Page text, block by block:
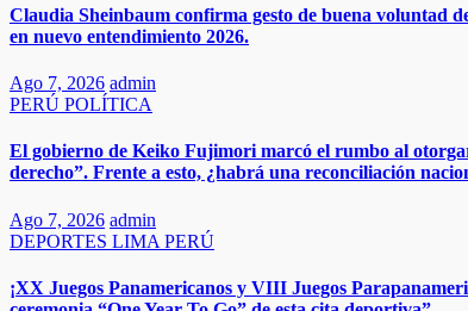
​​Claudia Sheinbaum confirma gesto de buena voluntad
en nuevo entendimiento 2026.​
Ago 7, 2026 admin
PERÚ POLÍTICA
El gobierno de Keiko Fujimori marcó el rumbo al
derecho”. Frente a esto, ¿habrá una reconciliación
Ago 7, 2026 admin
DEPORTES LIMA PERÚ
¡XX Juegos Panamericanos y VIII Juegos